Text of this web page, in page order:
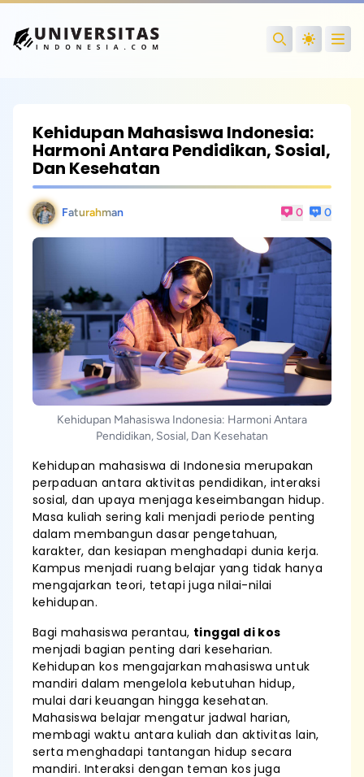
Search
Kehidupan Mahasiswa Indonesia:
Harmoni Antara Pendidikan, Sosial,
Dan Kesehatan
Faturahman 0 0
Kehidupan Mahasiswa Indonesia: Harmoni Antara
Pendidikan, Sosial, Dan Kesehatan
Kehidupan mahasiswa di Indonesia merupakan
perpaduan antara aktivitas pendidikan, interaksi
sosial, dan upaya menjaga keseimbangan hidup.
Masa kuliah sering kali menjadi periode penting
dalam membangun dasar pengetahuan,
karakter, dan kesiapan menghadapi dunia kerja.
Kampus menjadi ruang belajar yang tidak hanya
mengajarkan teori, tetapi juga nilai-nilai
kehidupan.
Bagi mahasiswa perantau, tinggal di kos
menjadi bagian penting dari keseharian.
Kehidupan kos mengajarkan mahasiswa untuk
mandiri dalam mengelola kebutuhan hidup,
mulai dari keuangan hingga kesehatan.
Mahasiswa belajar mengatur jadwal harian,
membagi waktu antara kuliah dan aktivitas lain,
serta menghadapi tantangan hidup secara
mandiri. Interaksi dengan teman kos juga